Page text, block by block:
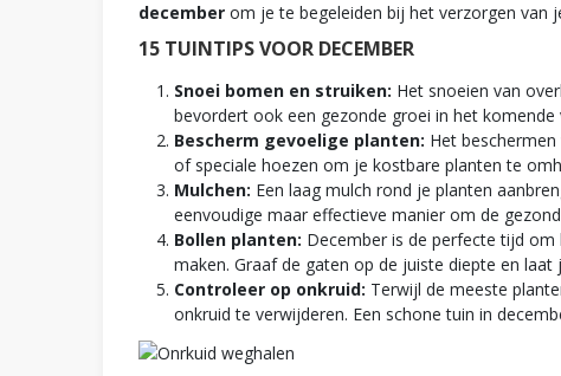
december om je te begeleiden bij het verzorgen van
15 TUINTIPS VOOR DECEMBER
Snoei bomen en struiken: Het snoeien van
bevordert ook een gezonde groei in het
Bescherm gevoelige planten: Het
of speciale hoezen om je kostbare planten te
Mulchen: Een laag mulch rond je planten
eenvoudige maar effectieve manier om de
Bollen planten: December is de perfecte tijd
maken. Graaf de gaten op de juiste diepte en
Controleer op onkruid: Terwijl de meeste
onkruid te verwijderen. Een schone tuin in